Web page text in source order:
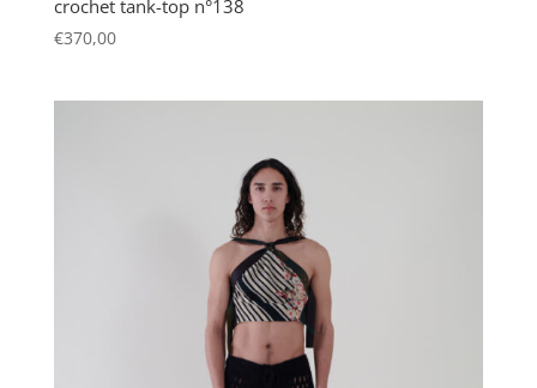
crochet tank-top n°138
€370,00